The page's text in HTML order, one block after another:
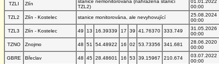
TZLI
Zlín
TZL2)
00:00
TZL2
Zlín - Kostelec stanice monitorována, ale nevyhovující
25.08.2024
00:00
TZL3
Zlín - Kostelec 49 13 16.39339 17 39 41.76370 333.749
31.05.2026
00:00
TZNO
Znojmo 48 51 54.48922 16 02 53.73356 341.681
28.06.2020
00:00
GBRE
Břeclav 48 45 28.48601 16 53 39.15967 210.674
03.07.2022
00:00